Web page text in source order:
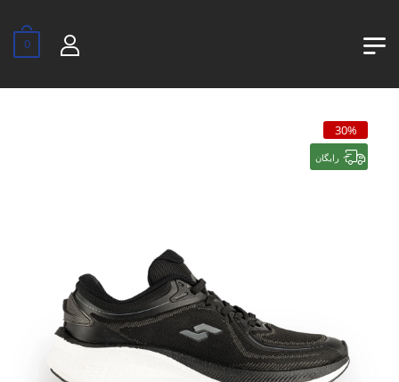
0
30%
رایگان